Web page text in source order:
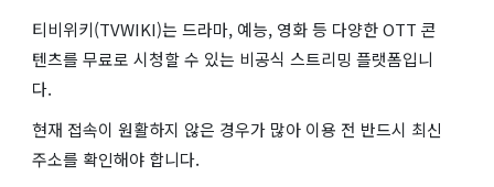
티비위키(TVWIKI)는 드라마, 예능, 영화 등 다양한 OTT 콘
텐츠를 무료로 시청할 수 있는 비공식 스트리밍 플랫폼입니
다.
현재 접속이 원활하지 않은 경우가 많아 이용 전 반드시 최신
주소를 확인해야 합니다.